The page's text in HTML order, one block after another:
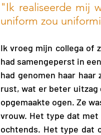
"Ik realiseerde mij
uniform zou
Ik vroeg mijn collega of
had samengeperst in
had genomen haar
rust, wat er beter uitzag
opgemaakte ogen. Ze
vrouw. Het type dat met
ochtends. Het type dat